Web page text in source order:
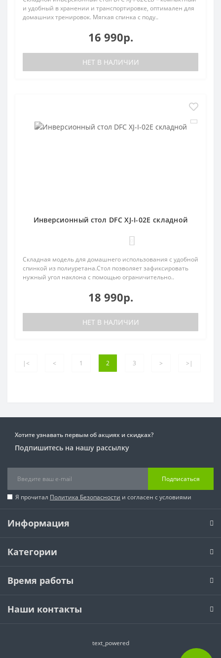
и удобный в хранении и транспортировке, оптимален для
домашних тренировок. Мягкая спинка с поду..
16 990р.
НЕТ В НАЛИЧИИ
Инверсионный стол DFC XJ-I-02E складной
Складная модель для домашнего использования с удобной
спинкой из полиуретана.Стол позволяет зафиксировать
нужный угол наклона с помощью ограничительно..
18 990р.
НЕТ В НАЛИЧИИ
|< < 1 2 3 > >|
Хотите узнавать первым об акциях и скидках?
Подпишитесь на нашу рассылку
Подписаться
Я прочитал Политика Безопасности и согласен с условиями
Информация
Категории
Время работы
Наши контакты
text_powered